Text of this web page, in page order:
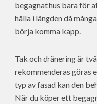
begagnat hus bara för
hålla i längden då
börja komma kapp.
Tak och dränering är
rekommenderas göras
typ av fasad kan den
När du köper ett